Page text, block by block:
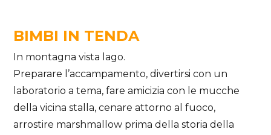
BIMBI IN TENDA
In montagna vista lago.
Preparare l’accampamento, divertirsi con un
laboratorio a tema, fare amicizia con le mucche
della vicina stalla, cenare attorno al fuoco,
arrostire marshmallow prima della storia della